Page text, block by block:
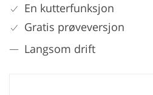
En kutterfunksjon
Gratis prøveversjon
Langsom drift